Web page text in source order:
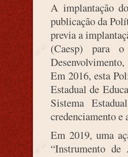
A implantação
publicação da
previa a
(Caesp) para
Em 2016, esta
Estadual de
Sistema
credenciamento e
Em 2019, uma
“Instrumento de